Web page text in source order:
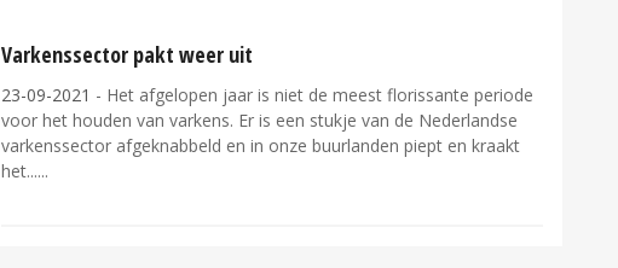
Varkenssector pakt weer uit
23-09-2021 - Het afgelopen jaar is niet de meest florissante periode
voor het houden van varkens. Er is een stukje van de Nederlandse
varkenssector afgeknabbeld en in onze buurlanden piept en kraakt
het...